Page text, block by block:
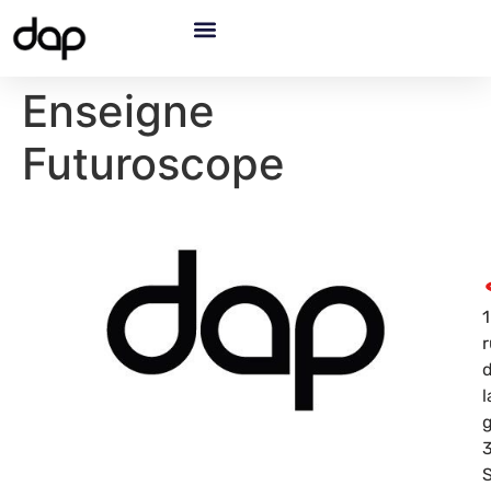
Enseigne
Futuroscope
1